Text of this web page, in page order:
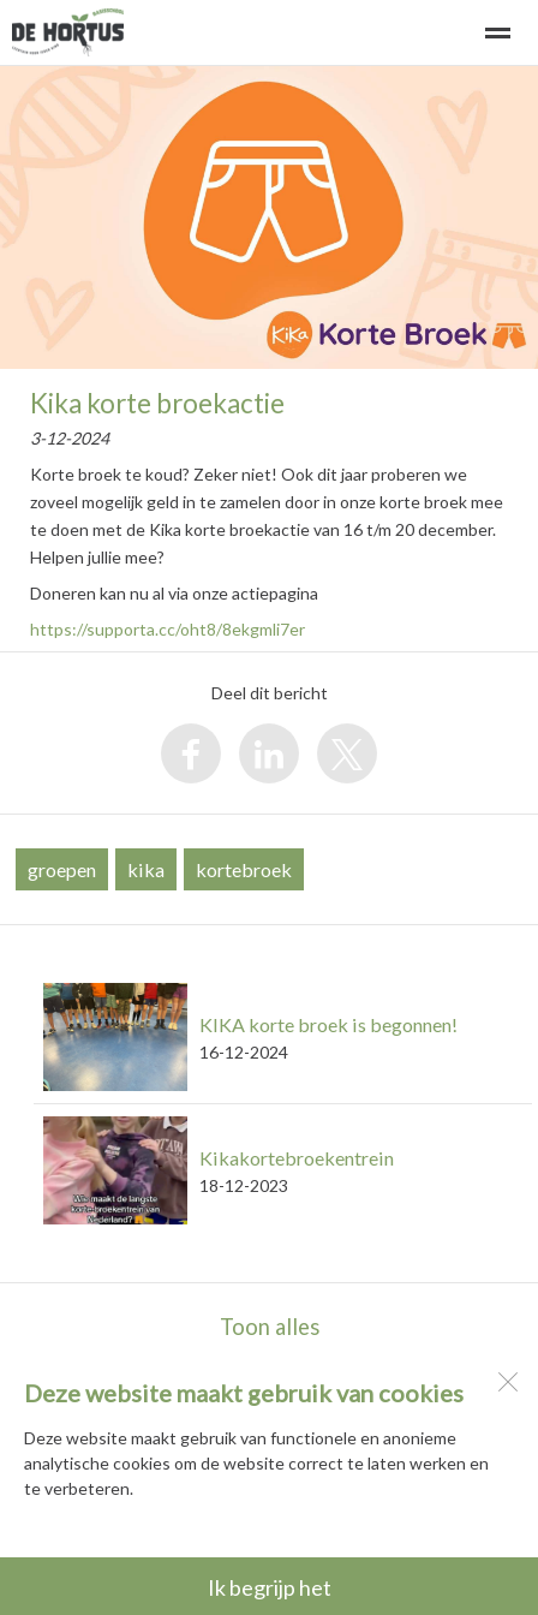
Welkom bij basisschool de Hortus Kennismaken - rondleiding
Bellen E-mail
Deze website maakt gebruik van cookies
Deze website maakt gebruik van functionele en anonieme
analytische cookies om de website correct te laten werken en
te verbeteren.
Ik begrijp het
Kika korte broekactie
3-12-2024
Korte broek te koud? Zeker niet! Ook dit jaar proberen we
zoveel mogelijk geld in te zamelen door in onze korte broek mee
te doen met de Kika korte broekactie van 16 t/m 20 december.
Helpen jullie mee?
Doneren kan nu al via onze actiepagina
https://supporta.cc/oht8/8ekgmli7er
Deel dit bericht
groepen kika kortebroek
KIKA korte broek is begonnen!
16-12-2024
Kikakortebroekentrein
18-12-2023
Toon alles
Basisschool De Hortus
Populierenhof 2 en 10
Ziber DS4